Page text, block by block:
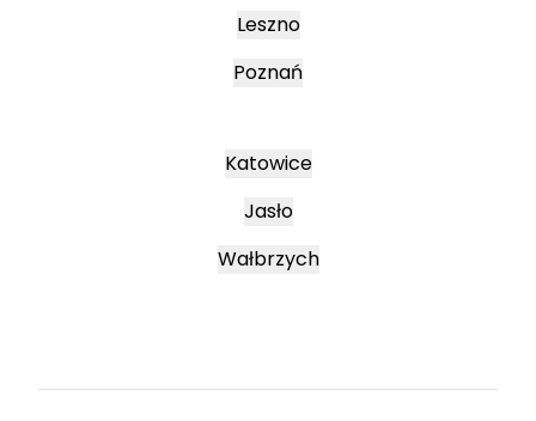
Leszno
Poznań
Katowice
Jasło
Wałbrzych